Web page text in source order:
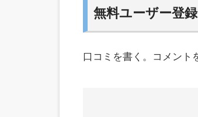
無料ユーザー登
口コミを書く。コメント